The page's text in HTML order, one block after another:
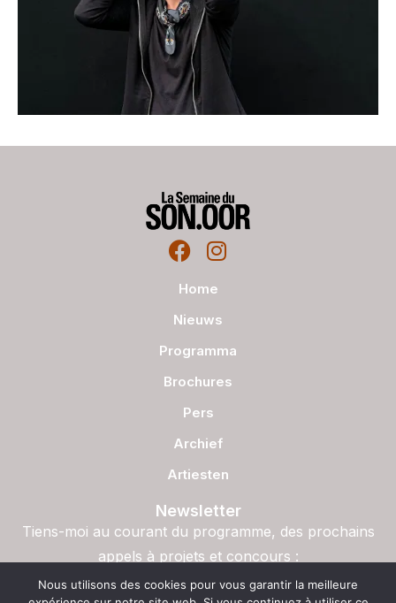
Home
Nieuws
Programma
Brochures
Pers
Archief
Artiesten
Newsletter
Tiens-moi au courant du programme, des prochains
appels à projets et concours :
S'inscrire
Nous utilisons des cookies pour vous garantir la meilleure